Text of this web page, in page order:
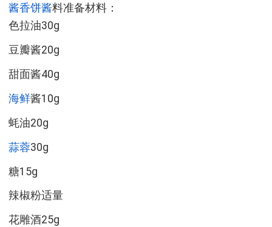
酱香饼酱料准备材料：
色拉油30g
豆瓣酱20g
甜面酱40g
海鲜酱10g
蚝油20g
蒜蓉30g
糖15g
辣椒粉适量
花雕酒25g